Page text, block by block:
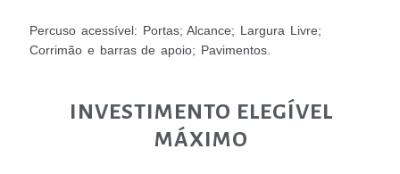
Percuso acessível: Portas; Alcance; Largura Livre;
Corrimão e barras de apoio; Pavimentos.
INVESTIMENTO ELEGÍVEL
MÁXIMO